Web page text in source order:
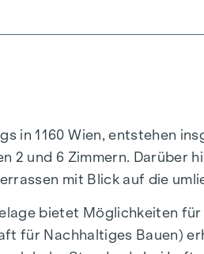
in 1160 Wien, entstehen
2 und 6 Zimmern.
mit Blick auf die
bietet Möglichkeiten
für Nachhaltiges Bauen)